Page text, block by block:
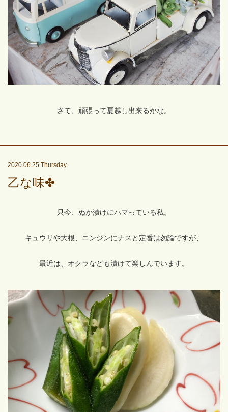
さて、頑張って夏越し出来るかな。
2020.06.25 Thursday
乙な味✤
只今、ぬか漬けにハマっている私。
キュウリや大根、ニンジンにナスと定番は勿論ですが、
最近は、オクラなども漬けて楽しんでいます。